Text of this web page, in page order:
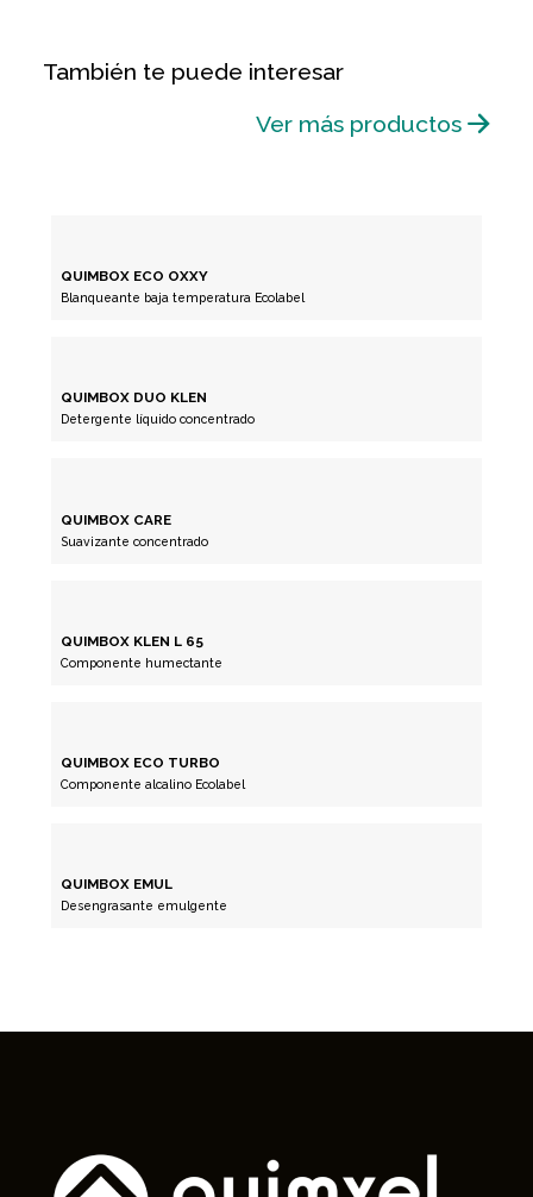
También te puede interesar
Ver más productos
QUIMBOX ECO OXXY
Blanqueante baja temperatura Ecolabel
QUIMBOX DUO KLEN
Detergente líquido concentrado
QUIMBOX CARE
Suavizante concentrado
QUIMBOX KLEN L 65
Componente humectante
QUIMBOX ECO TURBO
Componente alcalino Ecolabel
QUIMBOX EMUL
Desengrasante emulgente